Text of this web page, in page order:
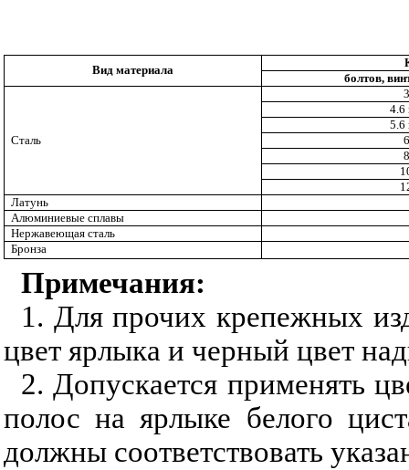
Вид материала
болтов,
Сталь
4.6
5.6
Латунь
Алюминиевые сплавы
Нержавеющая сталь
Бронза
Примечания:
1. Для прочих крепежных
цвет ярлыка и черный цвет
2. Допускается применять
полос на ярлыке белого
должны соответствовать